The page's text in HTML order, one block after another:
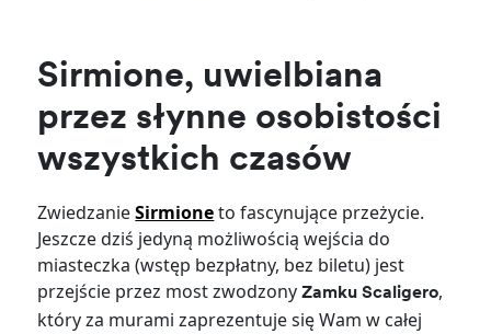
Sirmione, uwielbiana
przez słynne osobistości
wszystkich czasów
ZwiedzanieSirmioneto fascynujące przeżycie.
Jeszcze dziś jedyną możliwością wejścia do
miasteczka (wstęp bezpłatny, bez biletu) jest
przejście przez most zwodzonyZamku Scaligero,
który za murami zaprezentuje się Wam w całej